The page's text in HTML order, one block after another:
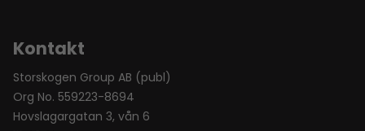
Kontakt
Storskogen Group AB (publ)
Org No. 559223-8694
Hovslagargatan 3, vån 6